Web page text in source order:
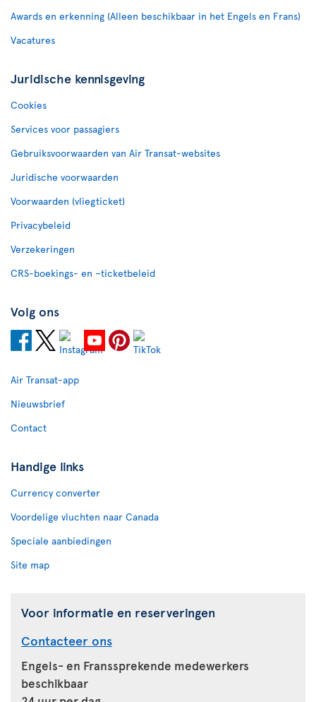
Awards en erkenning (Alleen beschikbaar in het Engels en Frans)
Vacatures
Juridische kennisgeving
Cookies
Services voor passagiers
Gebruiksvoorwaarden van Air Transat-websites
Juridische voorwaarden
Voorwaarden (vliegticket)
Privacybeleid
Verzekeringen
CRS-boekings- en –ticketbeleid
Volg ons
Air Transat-app
Nieuwsbrief
Contact
Handige links
Currency converter
Voordelige vluchten naar Canada
Speciale aanbiedingen
Site map
Voor informatie en reserveringen
Contacteer ons
Engels- en Franssprekende medewerkers
beschikbaar